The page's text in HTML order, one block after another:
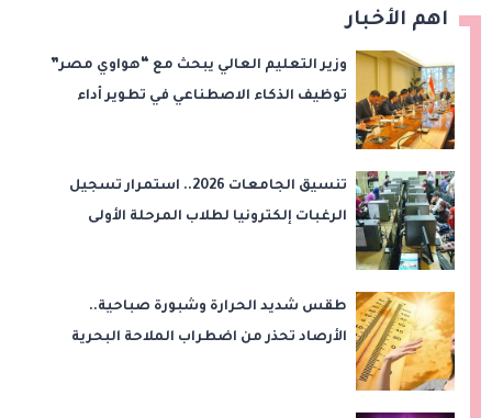
اهم الأخبار
وزير التعليم العالي يبحث مع “هواوي مصر”
توظيف الذكاء الاصطناعي في تطوير أداء
تنسيق الجامعات 2026.. استمرار تسجيل
الرغبات إلكترونيا لطلاب المرحلة الأولى
طقس شديد الحرارة وشبورة صباحية..
الأرصاد تحذر من اضطراب الملاحة البحرية